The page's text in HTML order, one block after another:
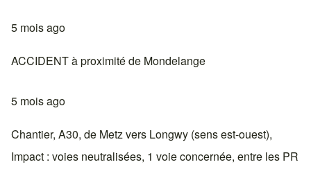
5 mois ago
ACCIDENT à proximité de Mondelange
5 mois ago
Chantier, A30, de Metz vers Longwy (sens est-ouest),
Impact : voies neutralisées, 1 voie concernée, entre les PR